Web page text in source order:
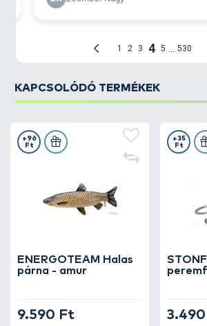
KAPCSOLÓDÓ TERMÉKEK
ENERGOTEAM Halas
párna - amur
+96
Ft
9.590 Ft
+35
Ft